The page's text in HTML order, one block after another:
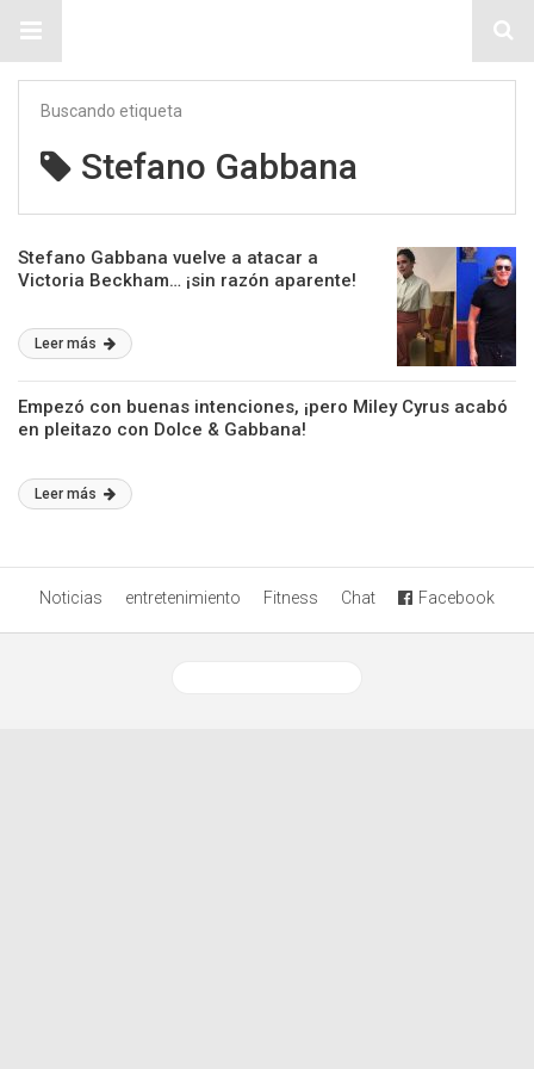
Buscando etiqueta
Stefano Gabbana
Stefano Gabbana vuelve a atacar a
Victoria Beckham… ¡sin razón aparente!
Leer más
Empezó con buenas intenciones, ¡pero Miley Cyrus acabó
en pleitazo con Dolce & Gabbana!
Leer más
Noticias entretenimiento Fitness Chat Facebook